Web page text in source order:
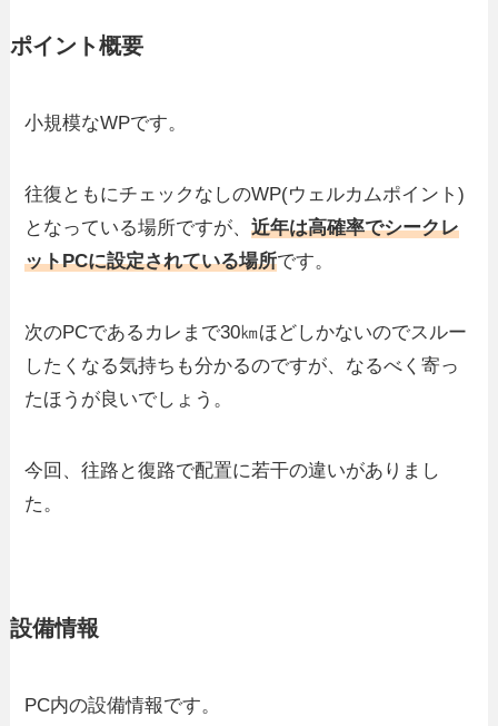
ポイント概要
小規模なWPです。
往復ともにチェックなしのWP(ウェルカムポイント)
となっている場所ですが、近年は高確率でシークレ
ットPCに設定されている場所です。
次のPCであるカレまで30㎞ほどしかないのでスルー
したくなる気持ちも分かるのですが、なるべく寄っ
たほうが良いでしょう。
今回、往路と復路で配置に若干の違いがありまし
た。
設備情報
PC内の設備情報です。